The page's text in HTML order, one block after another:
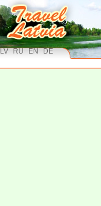
LV RU EN DE